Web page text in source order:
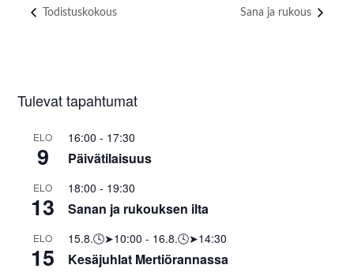
Todistuskokous Sana ja rukous
Tulevat tapahtumat
ELO
9
16:00 - 17:30
Päivätilaisuus
ELO
13
18:00 - 19:30
Sanan ja rukouksen ilta
ELO
15
15.8.🕓➤10:00 - 16.8.🕓➤14:30
Kesäjuhlat Mertiörannassa